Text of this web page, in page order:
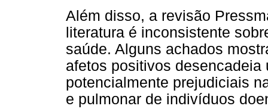
Além disso, a revisão
literatura é inconsistente
saúde. Alguns achados
afetos positivos
potencialmente prejudiciais
e pulmonar de indivíduos